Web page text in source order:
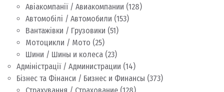
Авіакомпанії / Авиакомпании (128)
Автомобілі / Автомобили (153)
Вантажівки / Грузовики (51)
Мотоцикли / Мото (25)
Шини / Шины и колеса (23)
Адміністрації / Администрации (14)
Бізнес та Фінанси / Бизнес и Финансы (373)